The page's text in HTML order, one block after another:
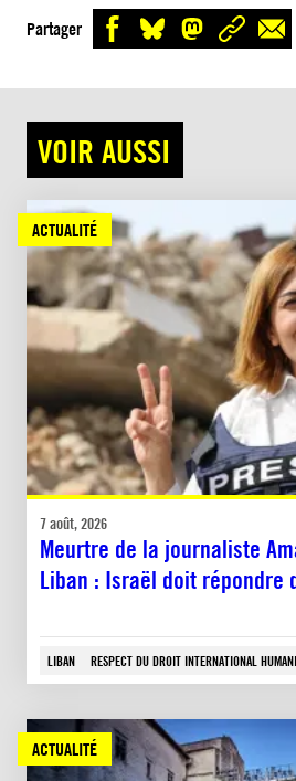
Partager
VOIR AUSSI
ACTUALITÉ
7 août, 2026
Meurtre de la journaliste
Liban : Israël doit répondre
LIBAN RESPECT DU DROIT INTERNATIONAL
ACTUALITÉ